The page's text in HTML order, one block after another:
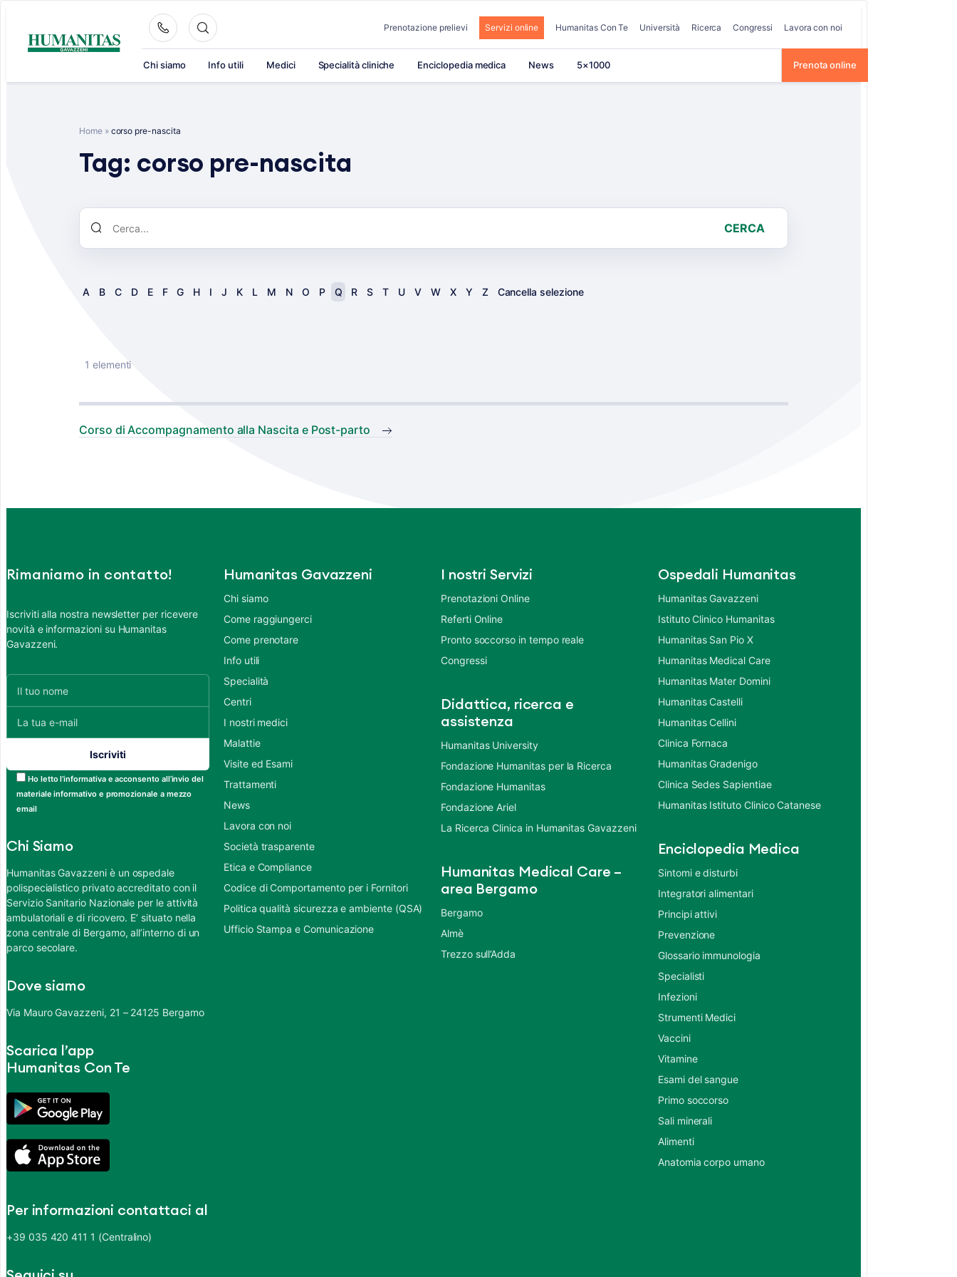
content
Prenotazione prelievi Servizi online Humanitas Con Te Università Ricerca Congressi Lavora con noi
Chi siamo Info utili Medici Specialità cliniche Enciclopedia medica News 5×1000 Prenota online
Home» corso pre-nascita
Tag: corso pre-nascita
CERCA
A B C D E F G H I J K L M N O P Q R S T U V W X Y Z Cancella selezione
1 elementi
Corso di Accompagnamento alla Nascita e Post-parto
Rimaniamo in contatto!
Iscriviti alla nostra newsletter per ricevere
novità e informazioni su Humanitas
Gavazzeni.
Ho letto l’informativa e acconsento all’invio del
materiale informativo e promozionale a mezzo
email
Chi Siamo
Humanitas Gavazzeni è un ospedale
polispecialistico privato accreditato con il
Servizio Sanitario Nazionale per le attività
ambulatoriali e di ricovero. E’ situato nella
zona centrale di Bergamo, all’interno di un
parco secolare.
Dove siamo
Via Mauro Gavazzeni, 21 – 24125 Bergamo
Scarica l’app
Humanitas Con Te
Per informazioni contattaci al
+39 035 420 411 1 (Centralino)
Humanitas Gavazzeni
Chi siamo
Come raggiungerci
Come prenotare
Info utili
Specialità
Centri
I nostri medici
Malattie
Visite ed Esami
Trattamenti
News
Lavora con noi
Società trasparente
Etica e Compliance
Codice di Comportamento per i Fornitori
Politica qualità sicurezza e ambiente (QSA)
Ufficio Stampa e Comunicazione
I nostri Servizi
Prenotazioni Online
Referti Online
Pronto soccorso in tempo reale
Congressi
Didattica, ricerca e
assistenza
Humanitas University
Fondazione Humanitas per la Ricerca
Fondazione Humanitas
Fondazione Ariel
La Ricerca Clinica in Humanitas Gavazzeni
Humanitas Medical Care –
area Bergamo
Bergamo
Almè
Trezzo sull’Adda
Ospedali Humanitas
Humanitas Gavazzeni
Istituto Clinico Humanitas
Humanitas San Pio X
Humanitas Medical Care
Humanitas Mater Domini
Humanitas Castelli
Humanitas Cellini
Clinica Fornaca
Humanitas Gradenigo
Clinica Sedes Sapientiae
Humanitas Istituto Clinico Catanese
Enciclopedia Medica
Sintomi e disturbi
Integratori alimentari
Principi attivi
Prevenzione
Glossario immunologia
Specialisti
Infezioni
Strumenti Medici
Vaccini
Vitamine
Esami del sangue
Primo soccorso
Sali minerali
Alimenti
Anatomia corpo umano